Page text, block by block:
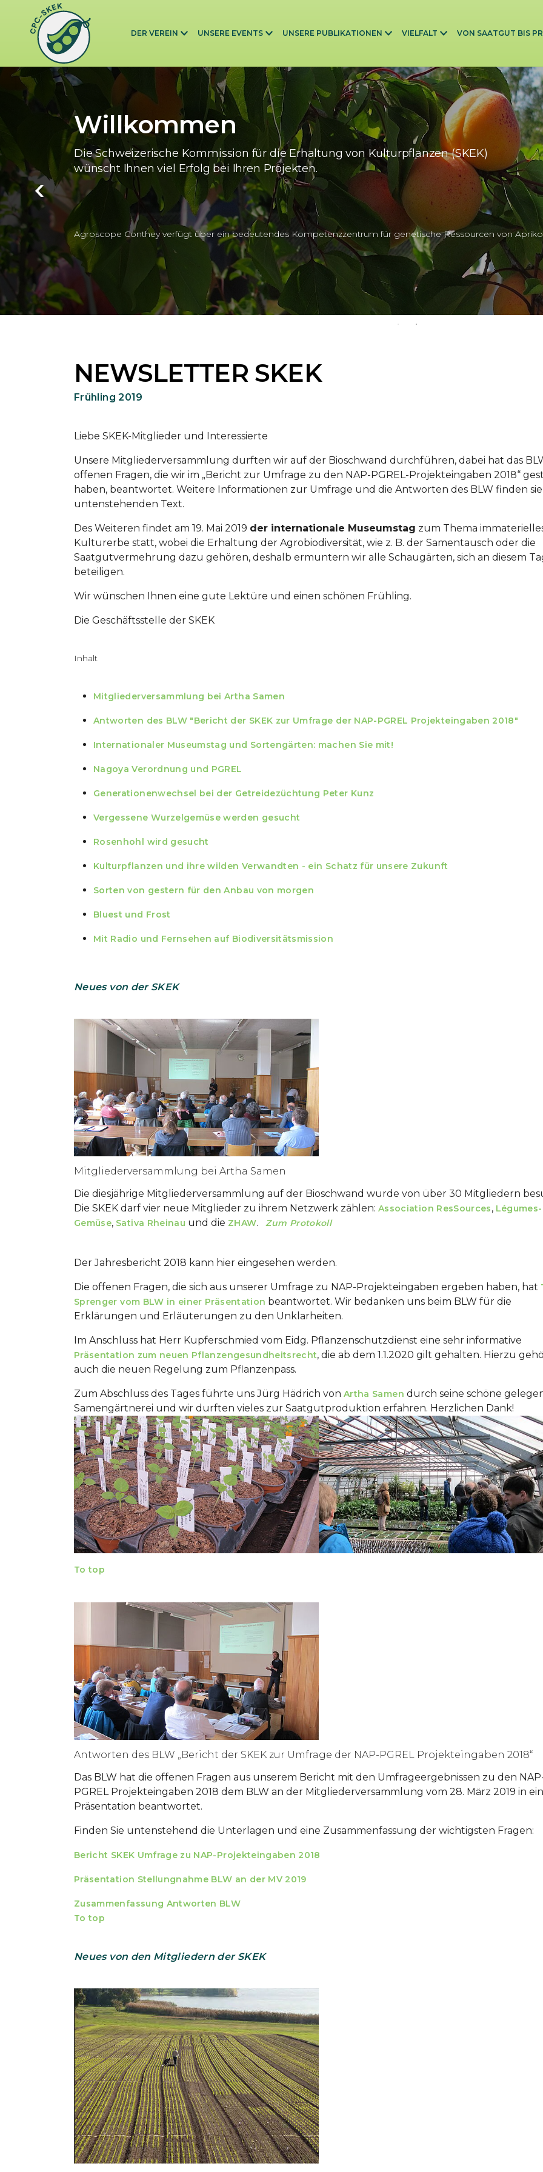
Skip to main content
DER VEREIN UNSERE EVENTS UNSERE PUBLIKATIONEN VIELFALT VON SAATGUT BIS
Willkommen
Die Schweizerische Kommission für die Erhaltung von Kulturpflanzen (SKEK)
wünscht Ihnen viel Erfolg bei Ihren Projekten.
Agroscope Conthey verfügt über ein bedeutendes Kompetenzzentrum für genetische Ressourcen von
NEWSLETTER SKEK
Frühling 2019
Liebe SKEK-Mitglieder und Interessierte
Unsere Mitgliederversammlung durften wir auf der Bioschwand durchführen, dabei hat das
offenen Fragen, die wir im „Bericht zur Umfrage zu den NAP-PGREL-Projekteingaben 2018“
haben, beantwortet. Weitere Informationen zur Umfrage und die Antworten des BLW finden
untenstehenden Text.
Des Weiteren findet am 19. Mai 2019 der internationale Museumstag zum Thema
Kulturerbe statt, wobei die Erhaltung der Agrobiodiversität, wie z. B. der Samentausch oder die
Saatgutvermehrung dazu gehören, deshalb ermuntern wir alle Schaugärten, sich an diesem
beteiligen.
Wir wünschen Ihnen eine gute Lektüre und einen schönen Frühling.
Die Geschäftsstelle der SKEK
Inhalt
Mitgliederversammlung bei Artha Samen
Antworten des BLW "Bericht der SKEK zur Umfrage der NAP-PGREL Projekteingaben 2018"
Internationaler Museumstag und Sortengärten: machen Sie mit!
Nagoya Verordnung und PGREL
Generationenwechsel bei der Getreidezüchtung Peter Kunz
Vergessene Wurzelgemüse werden gesucht
Rosenhohl wird gesucht
Kulturpflanzen und ihre wilden Verwandten - ein Schatz für unsere Zukunft
Sorten von gestern für den Anbau von morgen
Bluest und Frost
Mit Radio und Fernsehen auf Biodiversitätsmission
Neues von der SKEK
Show larger version
Mitgliederversammlung bei Artha Samen
Die diesjährige Mitgliederversammlung auf der Bioschwand wurde von über 30 Mitgliedern
Die SKEK darf vier neue Mitglieder zu ihrem Netzwerk zählen: Association ResSources,
Gemüse, Sativa Rheinau und die ZHAW.Zum Protokoll
Show larger version Show larger version
Der Jahresbericht 2018 kann hier eingesehen werden.
Die offenen Fragen, die sich aus unserer Umfrage zu NAP-Projekteingaben ergeben haben, hat
Sprenger vom BLW in einer Präsentation beantwortet. Wir bedanken uns beim BLW für die
Erklärungen und Erläuterungen zu den Unklarheiten.
Im Anschluss hat Herr Kupferschmied vom Eidg. Pflanzenschutzdienst eine sehr informative
Präsentation zum neuen Pflanzengesundheitsrecht, die ab dem 1.1.2020 gilt gehalten. Hierzu
auch die neuen Regelung zum Pflanzenpass.
Zum Abschluss des Tages führte uns Jürg Hädrich von Artha Samen durch seine schöne
Samengärtnerei und wir durften vieles zur Saatgutproduktion erfahren. Herzlichen Dank!
To top
Show larger version
Antworten des BLW „Bericht der SKEK zur Umfrage der NAP-PGREL Projekteingaben 2018“
Das BLW hat die offenen Fragen aus unserem Bericht mit den Umfrageergebnissen zu den
PGREL Projekteingaben 2018 dem BLW an der Mitgliederversammlung vom 28. März 2019 in
Präsentation beantwortet.
Finden Sie untenstehend die Unterlagen und eine Zusammenfassung der wichtigsten Fragen:
Bericht SKEK Umfrage zu NAP-Projekteingaben 2018
Präsentation Stellungnahme BLW an der MV 2019
Zusammenfassung Antworten BLW
To top
Neues von den Mitgliedern der SKEK
Show larger version